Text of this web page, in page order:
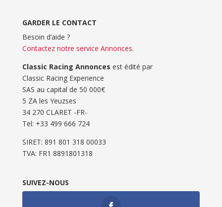
GARDER LE CONTACT
Besoin d’aide ?
Contactez notre service Annonces.
Classic Racing Annonces est édité par
Classic Racing Experience
SAS au capital de 50 000€
5 ZA les Yeuzses
34 270 CLARET -FR-
Tel: ‭+33 499 666 724‬
SIRET: 891 801 318 00033
TVA: FR1 8891801318
SUIVEZ-NOUS